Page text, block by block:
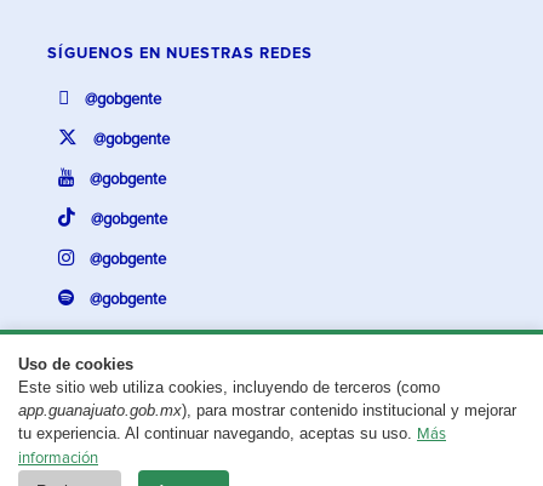
Uso de cookies
Este sitio web utiliza cookies, incluyendo de terceros (como
app.guanajuato.gob.mx), para mostrar contenido institucional y mejorar
tu experiencia. Al continuar navegando, aceptas su uso. Más
información
SÍGUENOS EN NUESTRAS REDES
@gobgente
@gobgente
@gobgente
@gobgente
@gobgente
@gobgente
¿Existe algún problema con esta página?Repórtalo aquí.
Aviso legal